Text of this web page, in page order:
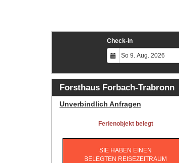
Check-in
Forsthaus Forbach-Trabronn
Unverbindlich Anfragen
Ferienobjekt belegt
SIE HABEN EINEN
BELEGTEN REISEZEITRAUM